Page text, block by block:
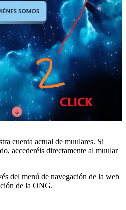
cuenta actual de muulares. Si
accederéis directamente al muular
del menú de navegación de la web
de la ONG.